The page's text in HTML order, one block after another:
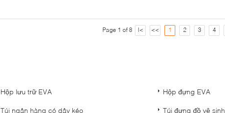
Page 1 of 8 |< << 1 2 3 4
Hộp lưu trữ EVA Hộp đựng EVA
Túi ngân hàng có dây kéo Túi đựng đồ vệ sinh